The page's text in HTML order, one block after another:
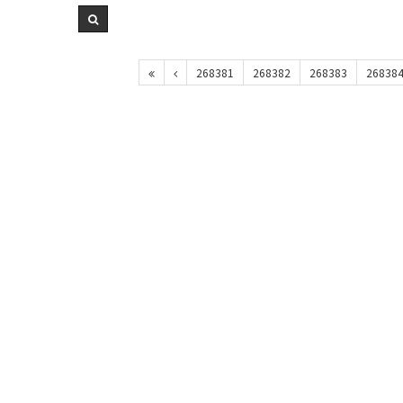
268381 268382 268383 268384